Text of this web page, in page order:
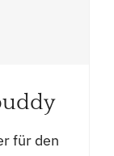
für den